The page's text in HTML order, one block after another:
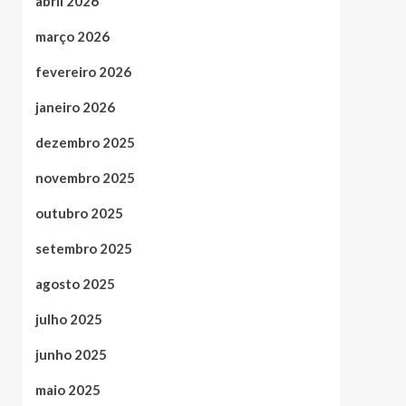
março 2026
fevereiro 2026
janeiro 2026
dezembro 2025
novembro 2025
outubro 2025
setembro 2025
agosto 2025
julho 2025
junho 2025
maio 2025